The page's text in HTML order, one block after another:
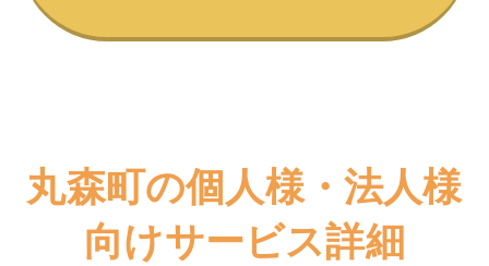
丸森町の個人様・法人様
向けサービス詳細